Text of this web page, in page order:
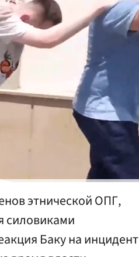
этнической ОПГ,
силовиками
Баку на инцидент